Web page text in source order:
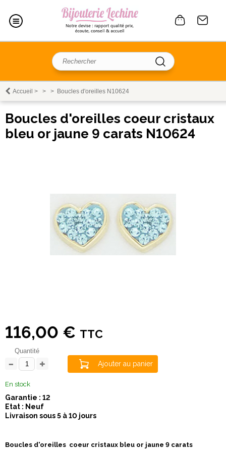
Accueil > > > Boucles d'oreilles N10624
Boucles d'oreilles coeur cristaux
bleu or jaune 9 carats N10624
116,00 € TTC
Quantité
Ajouter au panier
En stock
Garantie : 12
Etat : Neuf
Livraison sous 5 à 10 jours
Boucles d'oreilles coeur cristaux bleu or jaune 9 carats